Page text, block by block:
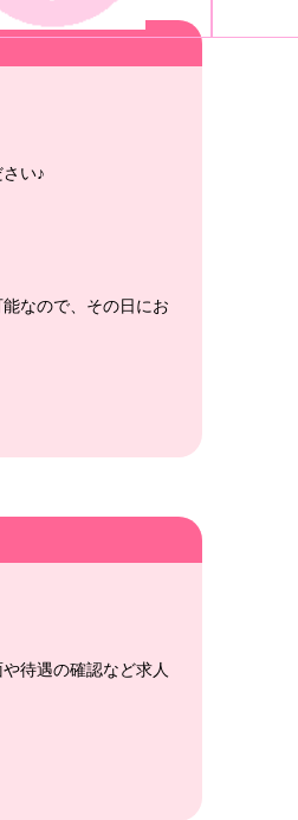
い♪
なので、その日にお
待遇の確認など求人